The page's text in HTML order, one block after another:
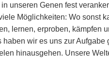
unseren Genen fest
Möglichkeiten: Wo sonst
lernen, erproben, kämpfen
wir es uns zur
hinausgehen. Unsere